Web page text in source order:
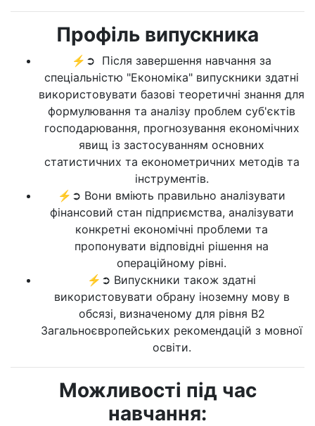
Профіль випускника
⚡➲ Після завершення навчання за
спеціальністю "Економіка" випускники здатні
використовувати базові теоретичні знання для
формулювання та аналізу проблем суб'єктів
господарювання, прогнозування економічних
явищ із застосуванням основних
статистичних та економетричних методів та
інструментів.
⚡➲ Вони вміють правильно аналізувати
фінансовий стан підприємства, аналізувати
конкретні економічні проблеми та
пропонувати відповідні рішення на
операційному рівні.
⚡➲ Випускники також здатні
використовувати обрану іноземну мову в
обсязі, визначеному для рівня В2
Загальноєвропейських рекомендацій з мовної
освіти.
Можливості під час
навчання: